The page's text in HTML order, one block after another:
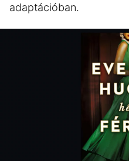
adaptációban.